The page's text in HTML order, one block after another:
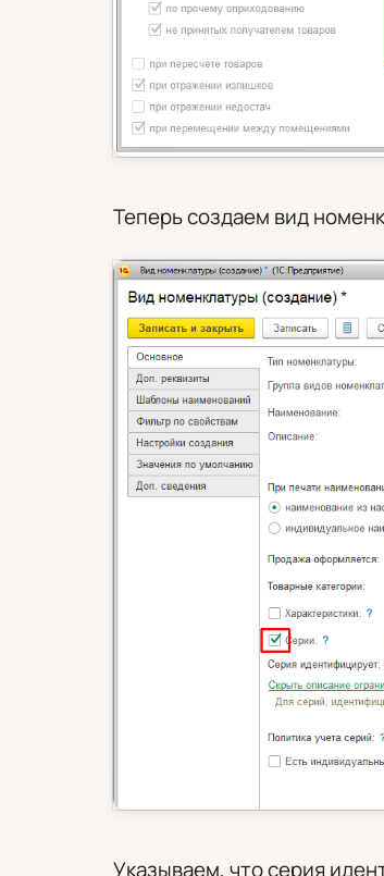
Теперь создаем вид
Указываем, что серия